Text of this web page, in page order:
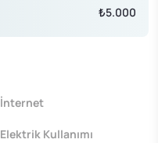
₺5.000
İnternet
Elektrik Kullanımı